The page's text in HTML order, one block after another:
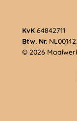
KvK64842711
Btw. Nr.
© 2026